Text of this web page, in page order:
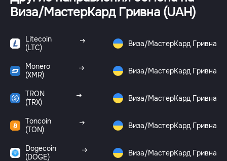
Виза/МастерКард Гривна (UAH)
Litecoin
(LTC)
Виза/МастерКард Гривна
Monero
(XMR)
Виза/МастерКард Гривна
TRON
(TRX)
Виза/МастерКард Гривна
Toncoin
(TON)
Виза/МастерКард Гривна
Dogecoin
(DOGE)
Виза/МастерКард Гривна